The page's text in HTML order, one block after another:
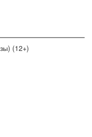
(12+)